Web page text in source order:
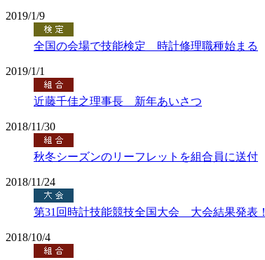
2019/1/9
全国の会場で技能検定 時計修理職種始まる
2019/1/1
近藤千佳之理事長 新年あいさつ
2018/11/30
秋冬シーズンのリーフレットを組合員に送付
2018/11/24
第31回時計技能競技全国大会 大会結果発表！
2018/10/4